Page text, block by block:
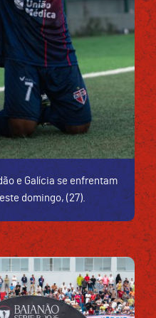
e Galícia se enfrentam
domingo, (27).